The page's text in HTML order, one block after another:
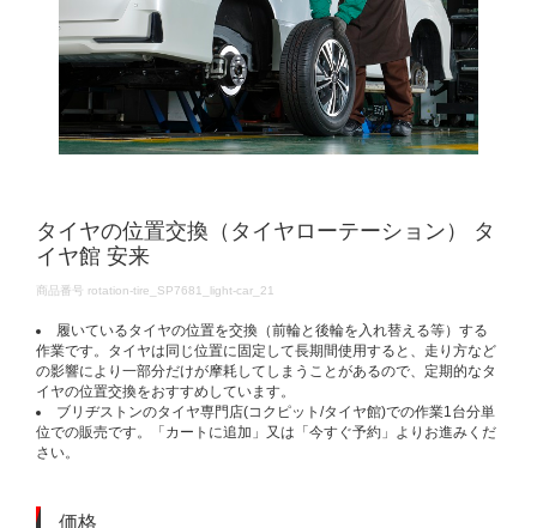
タイヤの位置交換（タイヤローテーション） タ
イヤ館 安来
DETAILS
商品番号 rotation-tire_SP7681_light-car_21
履いているタイヤの位置を交換（前輪と後輪を入れ替える等）する
作業です。タイヤは同じ位置に固定して長期間使用すると、走り方など
の影響により一部分だけが摩耗してしまうことがあるので、定期的なタ
イヤの位置交換をおすすめしています。
ブリヂストンのタイヤ専門店(コクピット/タイヤ館)での作業1台分単
位での販売です。「カートに追加」又は「今すぐ予約」よりお進みくだ
さい。
価格